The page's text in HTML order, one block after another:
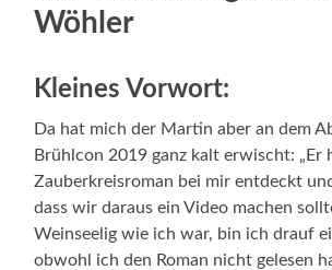
Wöhler
Kleines Vorwort:
Da hat mich der Martin aber an dem
Brühlcon 2019 ganz kalt erwischt: „Er
Zauberkreisroman bei mir entdeckt
dass wir daraus ein Video machen
Weinseelig wie ich war, bin ich drauf
obwohl ich den Roman nicht gelesen